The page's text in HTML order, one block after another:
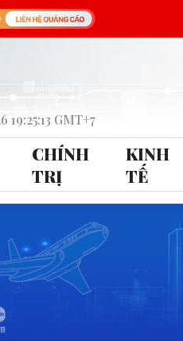
GMT+7
CHÍNH
TRỊ
KINH
TẾ